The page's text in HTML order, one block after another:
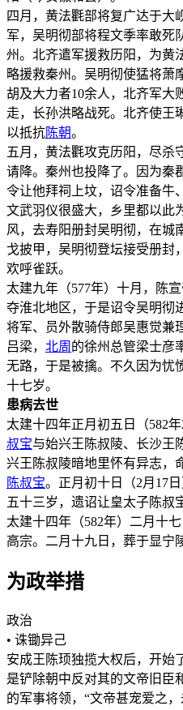
四月，黄法氍部将复广达于大
军，吴明彻部将程文季率敢死
州。北齐遣军援救历阳，为黄
略援救秦州。吴明彻使猛将萧
胡及大力者10余人，北齐军大
走，长孙洪略战死。北齐使王
以抵抗陈朝。
五月，黄法氍攻克历阳，尽杀
请降。秦州也投降了。因为秦
令让他拜祠上坟，诏令准备牛
文武羽仪很盛大，乡里都以此
风，去寿阳册封吴明彻，在城
戈披甲，吴明彻登坛接受册封
欢呼雀跃。
太建九年（577年）十月，陈宣
夺淮北地区，于是诏令吴明彻
将军、员外散骑侍郎吴惠觉兼
吕梁， 北周 的徐州总管梁士彦
无路，于是被擒。不久因为忧
十七岁。
患病去世
太建十四年正月初五日（582
叔宝与始兴王陈叔陵、长沙王
兴王陈叔陵暗地里怀有异志，
陈叔宝。正月初十日（2月17
五十三岁，遗诏让皇太子陈叔
太建十四年（582年）二月十
高宗。二月十九日，葬于显宁
为政举措
政治
• 诛锄异己
安成王陈顼独揽大权后，开始
是铲除朝中反对其的文帝旧臣
的军事将领，“文帝甚宠爱之